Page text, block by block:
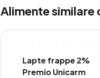
Alimente similare
Lapte frappe 2%
Premio Unicarm